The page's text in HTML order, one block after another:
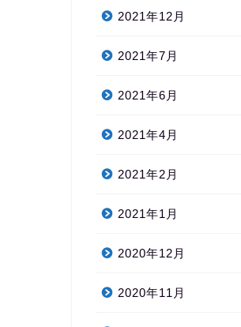
2021年12月
2021年7月
2021年6月
2021年4月
2021年2月
2021年1月
2020年12月
2020年11月